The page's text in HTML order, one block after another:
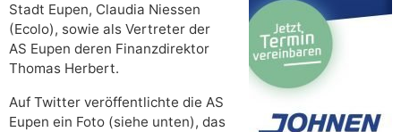
Stadt Eupen, Claudia Niessen
(Ecolo), sowie als Vertreter der
AS Eupen deren Finanzdirektor
Thomas Herbert.
Auf Twitter veröffentlichte die AS
Eupen ein Foto (siehe unten), das